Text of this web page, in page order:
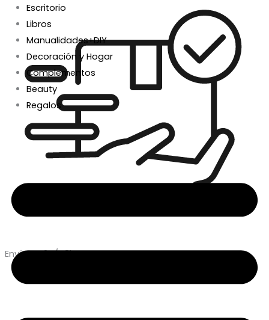
Escritorio
Libros
Manualidades+DIY
Decoración y Hogar
Complementos
Beauty
Regalos
Envío en 24/48h